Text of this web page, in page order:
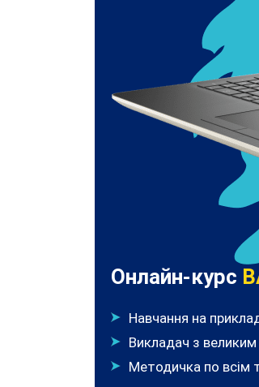
Онлайн-курс
Навчання на
Викладач з
Методичка по всім